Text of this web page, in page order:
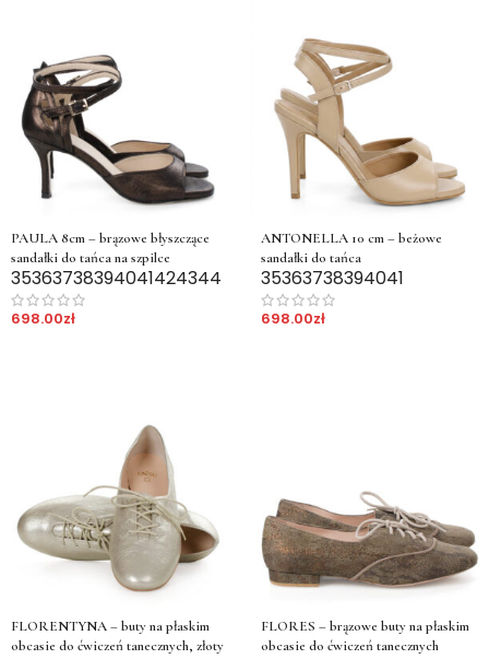
PAULA 8cm – brązowe błyszczące
sandałki do tańca na szpilce
35363738394041424344
698.00zł
ANTONELLA 10 cm – beżowe
sandałki do tańca
35363738394041
698.00zł
FLORENTYNA – buty na płaskim
obcasie do ćwiczeń tanecznych, złoty
FLORES – brązowe buty na płaskim
obcasie do ćwiczeń tanecznych